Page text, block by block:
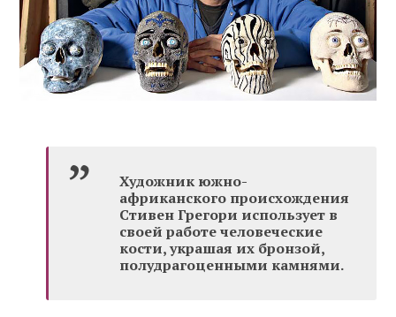
Художник южно-
африканского происхождения
Стивен Грегори использует в
своей работе человеческие
кости, украшая их бронзой,
полудрагоценными камнями.